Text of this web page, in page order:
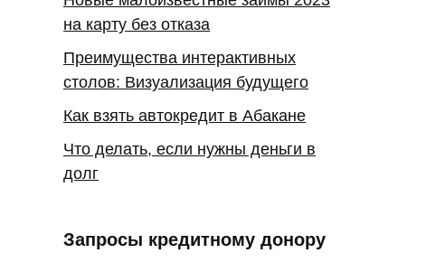
на карту без отказа
Преимущества интерактивных
столов: Визуализация будущего
Как взять автокредит в Абакане
Что делать, если нужны деньги в
долг
Запросы кредитному донору